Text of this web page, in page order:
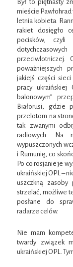
Był to piętnasty
mieście
letnia kobieta.
rakiet dosięgło
pocisków,
przeciwlotniczej.
poważniejszych
jakiejś części
pracy ukraińskiej
balonowym”
Białorusi, gdzie
przelotom na
tak zwanymi
radiowych. Na
wypuszczonych
i Rumunię, co
Po co rosjanie je
ukraińskiej OPL –
uszczkną
strzelać, możliwe
posłane do
radarze celów.
Nie mam
twardy związek
ukraińskiej OPL.